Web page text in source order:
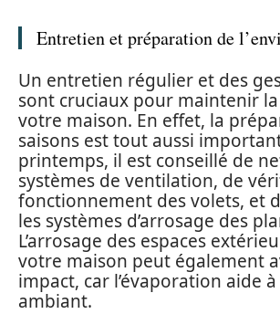
Entretien et préparation de
Un entretien régulier et des
sont cruciaux pour maintenir
votre maison. En effet, la
saisons est tout aussi
printemps, il est conseillé de
systèmes de ventilation, de
fonctionnement des volets, et
les systèmes d’arrosage des
L’arrosage des espaces
votre maison peut également
impact, car l’évaporation aide
ambiant.